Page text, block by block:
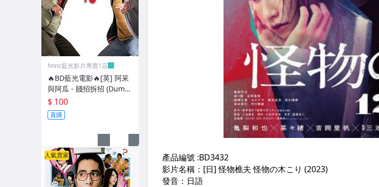
hnnc藍光影片專賣1店
🔥BD藍光電影🔥[英] 阿呆
與阿瓜 - 賤招拆招 (Dumb
and Dumber To) (2014)
[台版]
$ 100
直購
人氣賣家